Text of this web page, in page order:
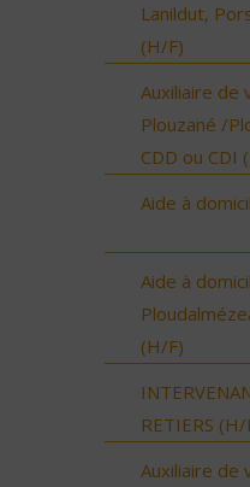
Lanildut,
(H/F)
Auxiliaire de
Plouzané /
CDD ou CDI
Aide à
Aide à
(H/F)
RETIERS (H/
Auxiliaire de